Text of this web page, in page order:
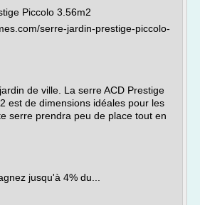
Piccolo 3.56m2
serre-jardin-prestige-piccolo-
de ville. La serre ACD Prestige
est de dimensions idéales pour les
serre prendra peu de place tout en
jusqu'à 4% du...